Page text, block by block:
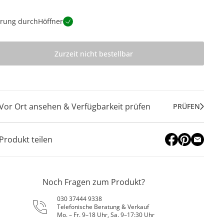
durchHöffner
Zurzeit nicht bestellbar
Ort ansehen & Verfügbarkeit prüfen PRÜFEN
teilen
Noch Fragen zum Produkt?
030 37444 9338
Telefonische Beratung & Verkauf
Mo. – Fr. 9–18 Uhr, Sa. 9–17:30 Uhr